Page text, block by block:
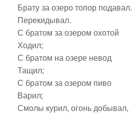
Брату за озеро топор подавал.
Перекидывал.
С братом за озером охотой
Ходил;
С братом на озере невод
Тащил;
С братом за озером пиво
Варил;
Смолы курил, огонь добывал,